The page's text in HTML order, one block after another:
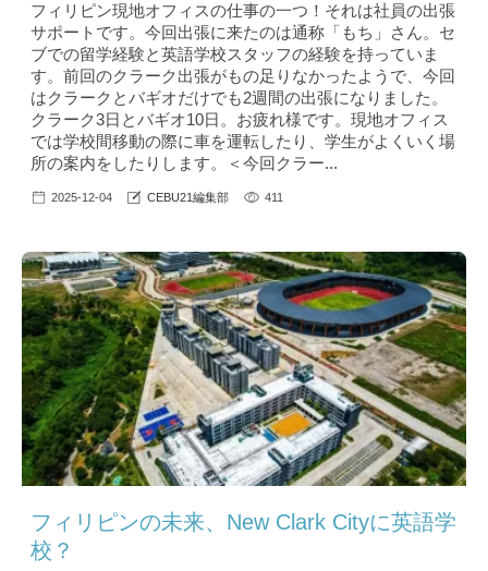
フィリピン現地オフィスの仕事の一つ！それは社員の出張
サポートです。今回出張に来たのは通称「もち」さん。セ
ブでの留学経験と英語学校スタッフの経験を持っていま
す。前回のクラーク出張がもの足りなかったようで、今回
はクラークとバギオだけでも2週間の出張になりました。
クラーク3日とバギオ10日。お疲れ様です。現地オフィス
では学校間移動の際に車を運転したり、学生がよくいく場
所の案内をしたりします。＜今回クラー...
2025-12-04 CEBU21編集部 411
フィリピンの未来、New Clark Cityに英語学
校？